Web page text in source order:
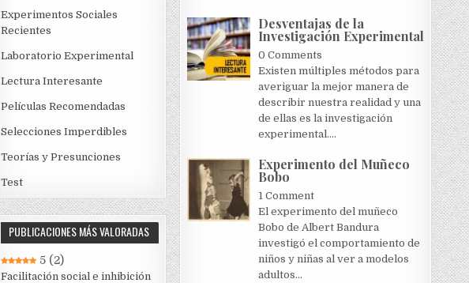
Experimentos Sociales
Recientes
Laboratorio Experimental
Lectura Interesante
Películas Recomendadas
Selecciones Imperdibles
Teorías y Presunciones
Test
PUBLICACIONES MÁS VALORADAS
5 (2)
Facilitación social e inhibición
Desventajas de la
Investigación Experimental
0 Comments
Existen múltiples métodos para
averiguar la mejor manera de
describir nuestra realidad y una
de ellas es la investigación
experimental....
Experimento del Muñeco
Bobo
1 Comment
El experimento del muñeco
Bobo de Albert Bandura
investigó el comportamiento de
niños y niñas al ver a modelos
adultos...